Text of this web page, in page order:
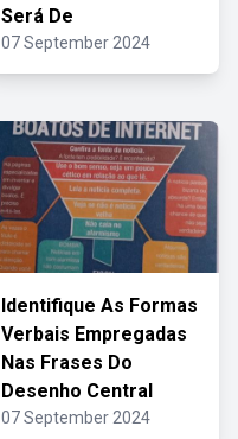
Será De
07 September 2024
Identifique As Formas
Verbais Empregadas
Nas Frases Do
Desenho Central
07 September 2024